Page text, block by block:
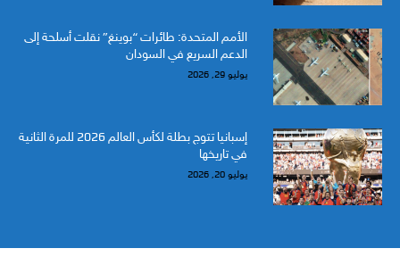
الأمم المتحدة: طائرات “بوينغ” نقلت أسلحة إلى
الدعم السريع في السودان
يوليو 29, 2026
إسبانيا تتوج بطلة لكأس العالم 2026 للمرة الثانية
في تاريخها
يوليو 20, 2026